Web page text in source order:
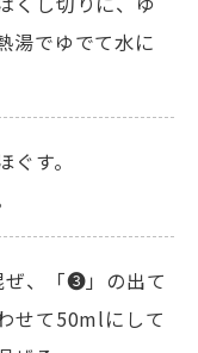
湯でゆでて水に
す。
ぜ、「❸」の出て
せて50mlにして